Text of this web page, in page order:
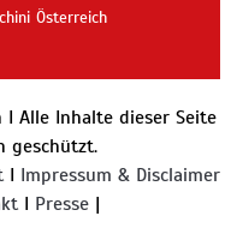
Österreich
Alle Inhalte dieser Seite
geschützt.
I Impressum & Disclaimer
I Presse |